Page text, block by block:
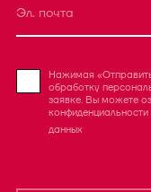
Нажимая
обработку
заявке. Вы можете
конфиденциальности
данных